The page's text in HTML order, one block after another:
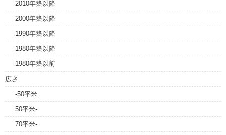
2010年築以降
2000年築以降
1990年築以降
1980年築以降
1980年築以前
広さ
-50平米
50平米-
70平米-